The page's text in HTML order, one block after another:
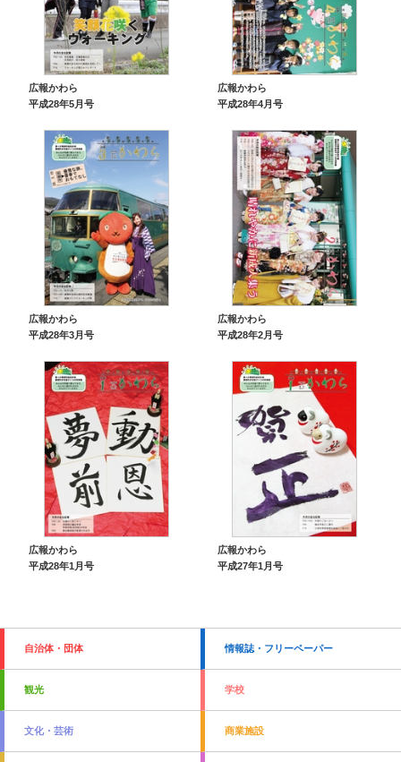
広報かわら
平成28年5月号
広報かわら
平成28年4月号
広報かわら
平成28年3月号
広報かわら
平成28年2月号
広報かわら
平成28年1月号
広報かわら
平成27年1月号
自治体・団体 情報誌・フリーペーパー
観光 学校
文化・芸術 商業施設